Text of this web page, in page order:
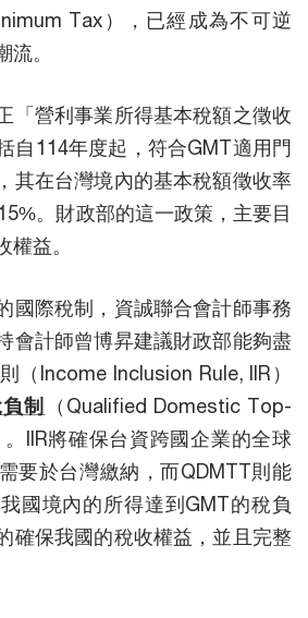
Tax），已經成為不可逆
。
「營利事業所得基本稅額之徵收
自114年度起，符合GMT適用門
其在台灣境內的基本稅額徵收率
。財政部的這一政策，主要目
益。
國際稅制，資誠聯合會計師事務
會計師曾博昇建議財政部能夠盡
（Income Inclusion Rule, IIR）
制
（Qualified Domestic Top-
IIR將確保台資跨國企業的全球
要於台灣繳納，而QDMTT則能
國境內的所得達到GMT的稅負
確保我國的稅收權益，並且完整